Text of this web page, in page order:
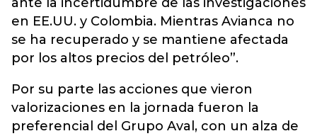
en EE.UU. y Colombia. Mientras Avianca no
se ha recuperado y se mantiene afectada
por los altos precios del petróleo”.
Por su parte las acciones que vieron
valorizaciones en la jornada fueron la
preferencial del Grupo Aval, con un alza de